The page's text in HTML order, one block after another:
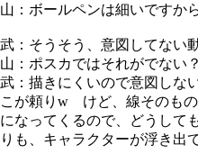
山：ボールペンは細いですから
武：そうそう、意図してない
山：ポスカではそれがでない？
武：描きにくいので意図しな
こが頼りw けど、線そのも
になってくるので、どうして
りも、キャラクターが浮き出